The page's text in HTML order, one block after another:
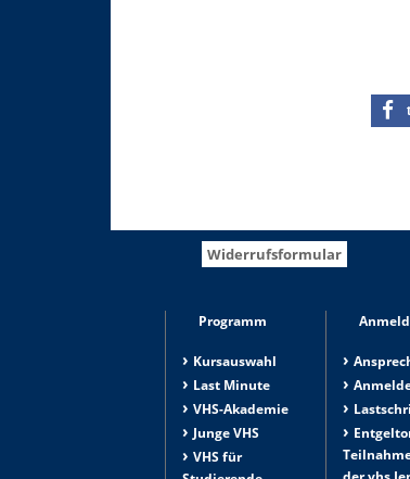
Widerrufsformular
Programm
Kursauswahl
Last Minute
VHS-Akademie
Junge VHS
VHS für